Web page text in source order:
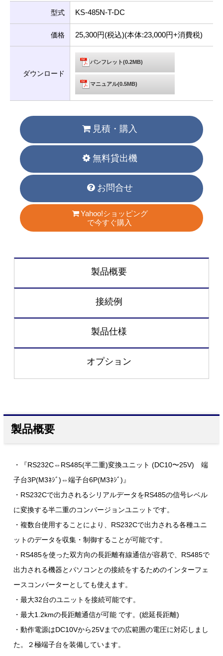
型式 KS-485N-T-DC
価格 25,300円(税込)(本体:23,000円+消費税)
ダウンロード
パンフレット(0.2MB)
マニュアル(0.5MB)
見積・購入
無料貸出機
お問合せ
Yahoo!ショッピング
で今すぐ購入
製品概要
接続例
製品仕様
オプション
製品概要
・『RS232C⇔RS485(半二重)変換ユニット (DC10〜25V) 端
子台3P(M3ﾈｼﾞ)⇔端子台6P(M3ﾈｼﾞ)』
・RS232Cで出力されるシリアルデータをRS485の信号レベル
に変換する半二重のコンバージョンユニットです。
・複数台使用することにより、RS232Cで出力される各種ユニ
ットのデータを収集・制御することが可能です。
・RS485を使った双方向の長距離有線通信が容易で、RS485で
出力される機器とパソコンとの接続をするためのインターフェ
ースコンバーターとしても使えます。
・最大32台のユニットを接続可能です。
・最大1.2kmの長距離通信が可能 です。(総延長距離)
・動作電源はDC10Vから25Vまでの広範囲の電圧に対応しまし
た。２極端子台を装備しています。